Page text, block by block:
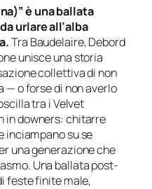
è una ballata
urlare all’alba
Tra Baudelaire, Debord
unisce una storia
collettiva di non
— o forse di non averlo
tra i Velvet
in downers: chitarre
inciampano su se
una generazione che
Una ballata post-
feste finite male,